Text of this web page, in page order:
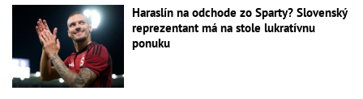
Haraslín na odchode zo Sparty? Slovenský
reprezentant má na stole lukratívnu
ponuku